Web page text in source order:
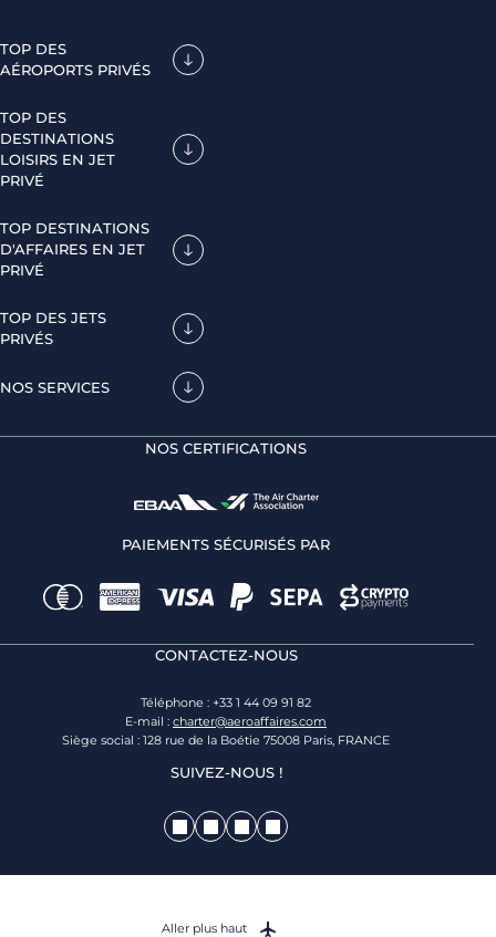
TOP DES
AÉROPORTS PRIVÉS
TOP DES
DESTINATIONS
LOISIRS EN JET
PRIVÉ
TOP DESTINATIONS
D'AFFAIRES EN JET
PRIVÉ
TOP DES JETS
PRIVÉS
NOS SERVICES
NOS CERTIFICATIONS
PAIEMENTS SÉCURISÉS PAR
CONTACTEZ-NOUS
Téléphone : +33 1 44 09 91 82
E-mail : charter@aeroaffaires.com
Siège social : 128 rue de la Boétie 75008 Paris, FRANCE
SUIVEZ-NOUS !
Aller plus haut